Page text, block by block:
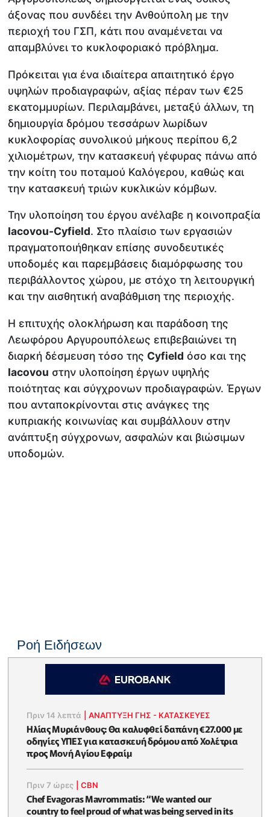
άξονας που συνδέει την Ανθούπολη με την
περιοχή του ΓΣΠ, κάτι που αναμένεται να
απαμβλύνει το κυκλοφοριακό πρόβλημα.
Πρόκειται για ένα ιδιαίτερα απαιτητικό έργο
υψηλών προδιαγραφών, αξίας πέραν των €25
εκατομμυρίων. Περιλαμβάνει, μεταξύ άλλων, τη
δημιουργία δρόμου τεσσάρων λωρίδων
κυκλοφορίας συνολικού μήκους περίπου 6,2
χιλιομέτρων, την κατασκευή γέφυρας πάνω από
την κοίτη του ποταμού Καλόγερου, καθώς και
την κατασκευή τριών κυκλικών κόμβων.
Την υλοποίηση του έργου ανέλαβε η κοινοπραξία
Iacovou-Cyfield. Στο πλαίσιο των εργασιών
πραγματοποιήθηκαν επίσης συνοδευτικές
υποδομές και παρεμβάσεις διαμόρφωσης του
περιβάλλοντος χώρου, με στόχο τη λειτουργική
και την αισθητική αναβάθμιση της περιοχής.
Η επιτυχής ολοκλήρωση και παράδοση της
Λεωφόρου Αργυρουπόλεως επιβεβαιώνει τη
διαρκή δέσμευση τόσο της Cyfield όσο και της
Iacovou στην υλοποίηση έργων υψηλής
ποιότητας και σύγχρονων προδιαγραφών. Έργων
που ανταποκρίνονται στις ανάγκες της
κυπριακής κοινωνίας και συμβάλλουν στην
ανάπτυξη σύγχρονων, ασφαλών και βιώσιμων
υποδομών.
Ροή Ειδήσεων
Πριν 14 λεπτά |ΑΝΑΠΤΥΞΗ ΓΗΣ - ΚΑΤΑΣΚΕΥΕΣ
Ηλίας Μυριάνθους: Θα καλυφθεί δαπάνη €27.000 με
οδηγίες ΥΠΕΣ για κατασκευή δρόμου από Χολέτρια
προς Μονή Αγίου Εφραίμ
Πριν 7 ώρες |CBN
Chef Evagoras Mavrommatis: “We wanted our
country to feel proud of what was being served in its